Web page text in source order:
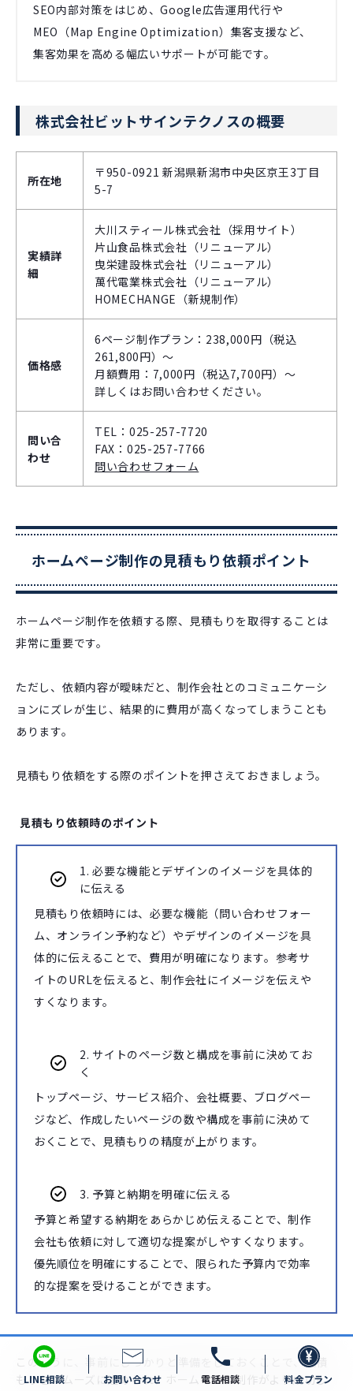
SEO内部対策をはじめ、Google広告運用代行や
MEO（Map Engine Optimization）集客支援など、
集客効果を高める幅広いサポートが可能です。
株式会社ビットサインテクノスの概要
所在地
〒950-0921 新潟県新潟市中央区京王3丁目
5-7
実績詳
細
大川スティール株式会社（採用サイト）
片山食品株式会社（リニューアル）
曳栄建設株式会社（リニューアル）
萬代電業株式会社（リニューアル）
HOMECHANGE（新規制作）
価格感
6ページ制作プラン：238,000円（税込
261,800円）～
月額費用：7,000円（税込7,700円）～
詳しくはお問い合わせください。
問い合
わせ
TEL：025-257-7720
FAX：025-257-7766
問い合わせフォーム
ホームページ制作の見積もり依頼ポイント
ホームページ制作を依頼する際、見積もりを取得することは
非常に重要です。
ただし、依頼内容が曖昧だと、制作会社とのコミュニケーシ
ョンにズレが生じ、結果的に費用が高くなってしまうことも
あります。
見積もり依頼をする際のポイントを押さえておきましょう。
見積もり依頼時のポイント
1. 必要な機能とデザインのイメージを具体的
に伝える
見積もり依頼時には、必要な機能（問い合わせフォー
ム、オンライン予約など）やデザインのイメージを具
体的に伝えることで、費用が明確になります。参考サ
イトのURLを伝えると、制作会社にイメージを伝えや
すくなります。
2. サイトのページ数と構成を事前に決めてお
く
トップページ、サービス紹介、会社概要、ブログペー
ジなど、作成したいページの数や構成を事前に決めて
おくことで、見積もりの精度が上がります。
3. 予算と納期を明確に伝える
予算と希望する納期をあらかじめ伝えることで、制作
会社も依頼に対して適切な提案がしやすくなります。
優先順位を明確にすることで、限られた予算内で効率
的な提案を受けることができます。
このように、事前にしっかりと準備をしておくことで、見積
もりをスムーズに進められ、ホームページ制作がより成功し
LINE相談 お問い合わせ 電話相談 料金プラン